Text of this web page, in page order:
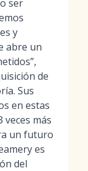
ser
y
abre un
de
Sus
en estas
más
un futuro
es
del